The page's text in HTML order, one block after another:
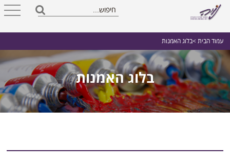
עמוד הבית >בלוג האמנות
בלוג האמנות